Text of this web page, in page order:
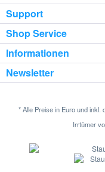
Support
Shop Service
Informationen
Newsletter
* Alle Preise in Euro und
Irrtümer